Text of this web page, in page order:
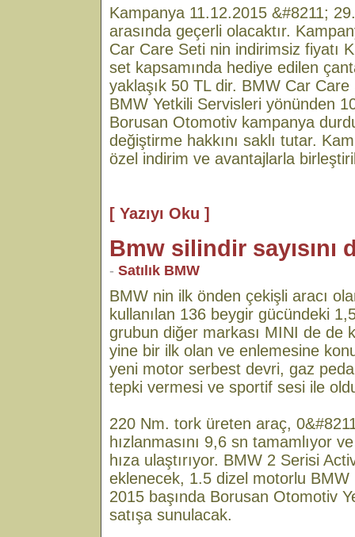
Kampanya 11.12.2015 &#8211;
arasında geçerli olacaktır.
Car Care Seti nin indirimsiz fiyatı
set kapsamında hediye edilen
yaklaşık 50 TL dir. BMW Car
BMW Yetkili Servisleri yönünden
Borusan Otomotiv kampanya
değiştirme hakkını saklı tutar.
özel indirim ve avantajlarla
[ Yazıyı Oku ]
Bmw silindir sayısını
- Satılık BMW
BMW nin ilk önden çekişli aracı
kullanılan 136 beygir gücündeki
grubun diğer markası MINI de de
yine bir ilk olan ve enlemesine
yeni motor serbest devri, gaz
tepki vermesi ve sportif sesi ile
220 Nm. tork üreten araç,
hızlanmasını 9,6 sn tamamlıyor
hıza ulaştırıyor. BMW 2 Serisi
eklenecek, 1.5 dizel motorlu BMW
2015 başında Borusan Otomotiv
satışa sunulacak.